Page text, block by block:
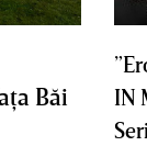
Băi
IN